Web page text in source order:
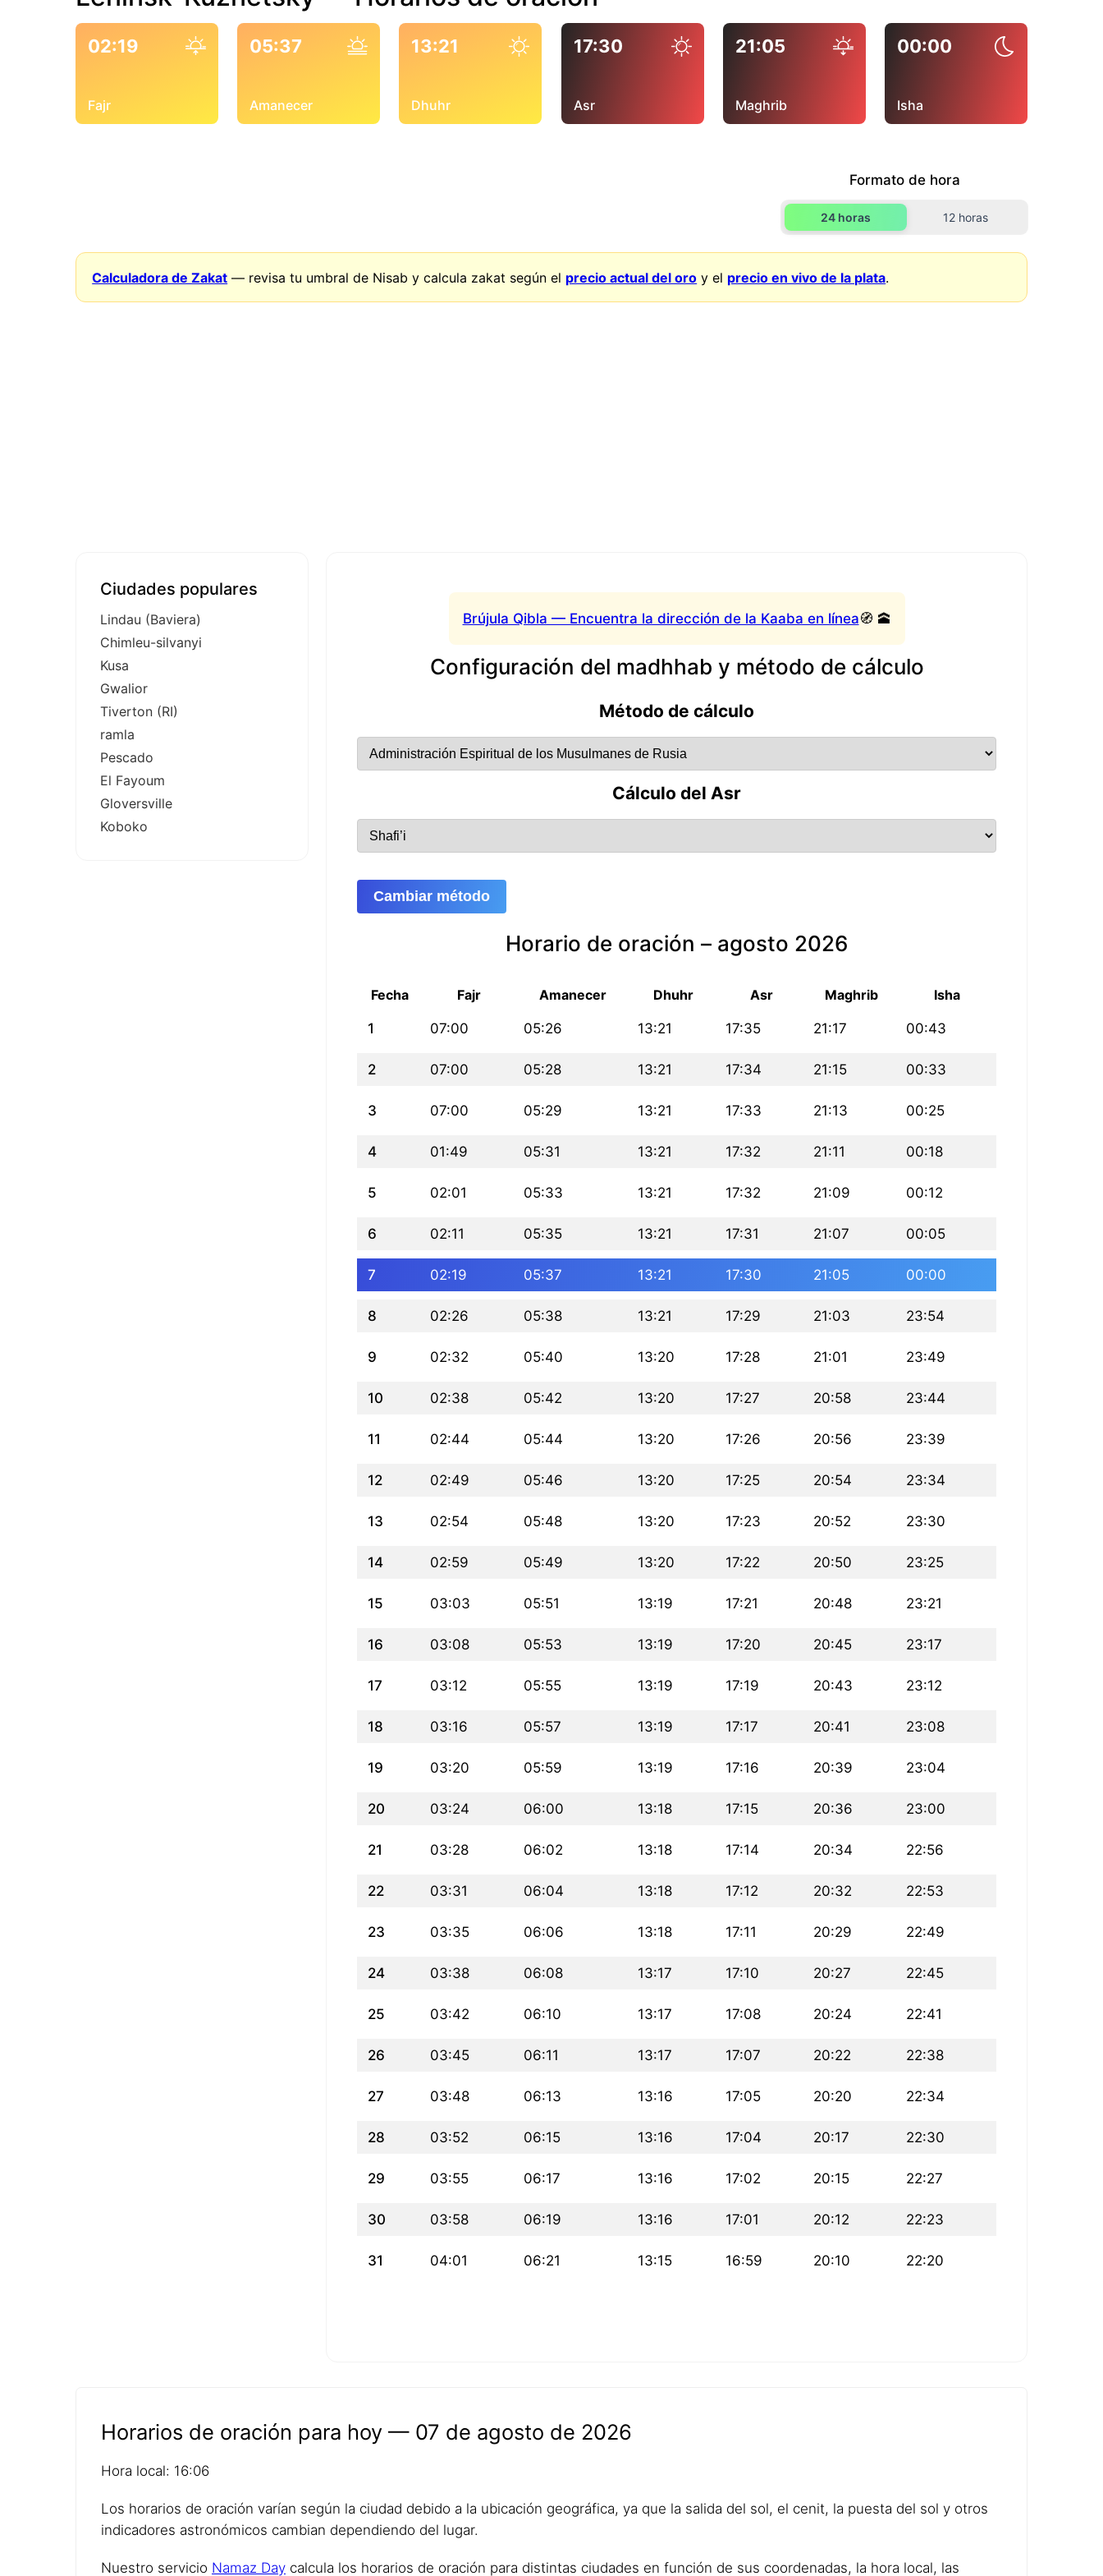
02:19
Fajr
05:37
Amanecer
13:21
Dhuhr
17:30
Asr
21:05
Maghrib
00:00
Isha
Formato de hora
24 horas 12 horas
Calculadora de Zakat — revisa tu umbral de Nisab y calcula zakat según el precio actual del oro y el precio en vivo de la plata.
Brújula Qibla — Encuentra la dirección de la Kaaba en línea🧭 🕋
Configuración del madhhab y método de cálculo
Método de cálculo
Cálculo del Asr
Cambiar método
Horario de oración – agosto 2026
Fecha Fajr Amanecer Dhuhr Asr Maghrib Isha
1 07:00 05:26 13:21 17:35 21:17 00:43
2 07:00 05:28 13:21 17:34 21:15 00:33
3 07:00 05:29 13:21 17:33 21:13 00:25
4 01:49 05:31 13:21 17:32 21:11 00:18
5 02:01 05:33 13:21 17:32 21:09 00:12
6 02:11 05:35 13:21 17:31 21:07 00:05
7 02:19 05:37 13:21 17:30 21:05 00:00
8 02:26 05:38 13:21 17:29 21:03 23:54
9 02:32 05:40 13:20 17:28 21:01 23:49
10 02:38 05:42 13:20 17:27 20:58 23:44
11 02:44 05:44 13:20 17:26 20:56 23:39
12 02:49 05:46 13:20 17:25 20:54 23:34
13 02:54 05:48 13:20 17:23 20:52 23:30
14 02:59 05:49 13:20 17:22 20:50 23:25
15 03:03 05:51 13:19 17:21 20:48 23:21
16 03:08 05:53 13:19 17:20 20:45 23:17
17 03:12 05:55 13:19 17:19 20:43 23:12
18 03:16 05:57 13:19 17:17 20:41 23:08
19 03:20 05:59 13:19 17:16 20:39 23:04
20 03:24 06:00 13:18 17:15 20:36 23:00
21 03:28 06:02 13:18 17:14 20:34 22:56
22 03:31 06:04 13:18 17:12 20:32 22:53
23 03:35 06:06 13:18 17:11 20:29 22:49
24 03:38 06:08 13:17 17:10 20:27 22:45
25 03:42 06:10 13:17 17:08 20:24 22:41
26 03:45 06:11 13:17 17:07 20:22 22:38
27 03:48 06:13 13:16 17:05 20:20 22:34
28 03:52 06:15 13:16 17:04 20:17 22:30
29 03:55 06:17 13:16 17:02 20:15 22:27
30 03:58 06:19 13:16 17:01 20:12 22:23
31 04:01 06:21 13:15 16:59 20:10 22:20
Ciudades populares
Lindau (Baviera)
Chimleu-silvanyi
Kusa
Gwalior
Tiverton (RI)
ramla
Pescado
El Fayoum
Gloversville
Koboko
Horarios de oración para hoy — 07 de agosto de 2026
Hora local: 16:06
Los horarios de oración varían según la ciudad debido a la ubicación geográfica, ya que la salida del sol, el cenit, la puesta del sol y otros
indicadores astronómicos cambian dependiendo del lugar.
Nuestro servicio Namaz Day calcula los horarios de oración para distintas ciudades en función de sus coordenadas, la hora local, las